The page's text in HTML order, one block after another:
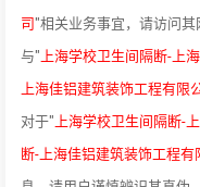
司"相关业务事宜，请访问其
与" 上海学校卫生间隔断-上
上海佳铝建筑装饰工程有限
对于" 上海学校卫生间隔断-
断-上海佳铝建筑装饰工程